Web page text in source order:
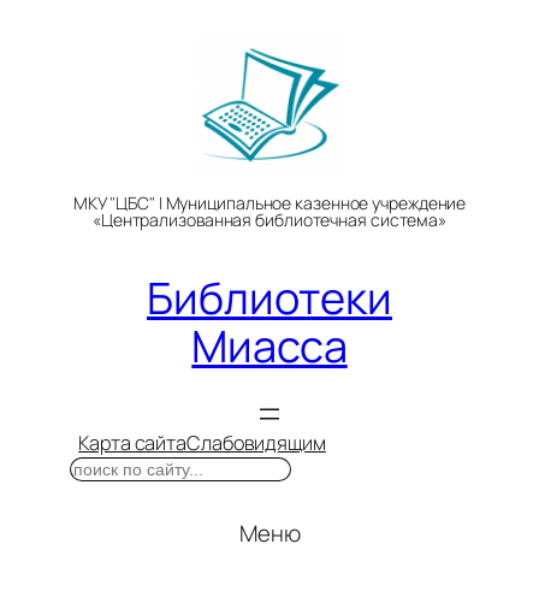
МКУ "ЦБС" | Муниципальное казенное учреждение
«Централизованная библиотечная система»
Библиотеки
Миасса
Карта сайтаСлабовидящим
Поиск
Меню